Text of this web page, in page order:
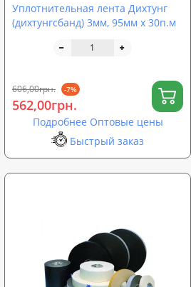
Уплотнительная лента Дихтунг
(дихтунгсбанд) 3мм, 95мм х 30п.м
606,00грн. -7%
562,00грн.
Подробнее Оптовые цены
Быстрый заказ